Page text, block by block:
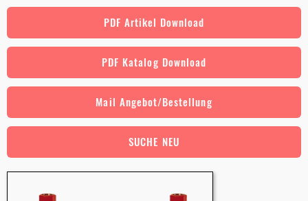
PDF Artikel Download
PDF Katalog Download
Mail Angebot/Bestellung
SUCHE NEU